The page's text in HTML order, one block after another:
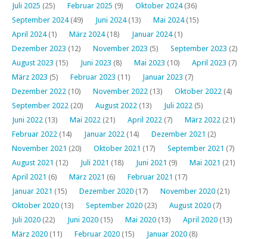
Juli 2025 (25) Februar 2025 (9) Oktober 2024(36)
September 2024(49) Juni 2024(13) Mai 2024(15)
April 2024(1) März 2024(18) Januar 2024(1)
Dezember 2023 (12) November 2023 (5) September 2023 (2)
August 2023 (15) Juni 2023 (8) Mai 2023 (10) April 2023 (7)
März 2023 (5) Februar 2023 (11) Januar 2023 (7)
Dezember 2022 (10) November 2022 (13) Oktober 2022 (4)
September 2022 (20) August 2022 (13) Juli 2022 (5)
Juni 2022 (13) Mai 2022 (21) April 2022 (7) März 2022 (21)
Februar 2022 (14) Januar 2022 (14) Dezember 2021 (2)
November 2021 (20) Oktober 2021 (17) September 2021 (7)
August 2021 (12) Juli 2021 (18) Juni 2021 (9) Mai 2021 (21)
April 2021 (6) März 2021 (6) Februar 2021 (17)
Januar 2021 (15) Dezember 2020 (17) November 2020 (21)
Oktober 2020 (13) September 2020 (23) August 2020 (7)
Juli 2020 (22) Juni 2020 (15) Mai 2020 (13) April 2020 (13)
März 2020 (11) Februar 2020 (15) Januar 2020 (8)